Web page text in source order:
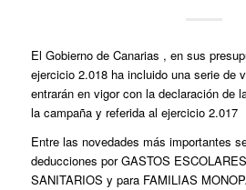
El Gobierno de Canarias , en sus
ejercicio 2.018 ha incluido una serie de
entrarán en vigor con la declaración de
la campaña y referida al ejercicio 2.017
Entre las novedades más importantes
deducciones por GASTOS
SANITARIOS y para FAMILIAS